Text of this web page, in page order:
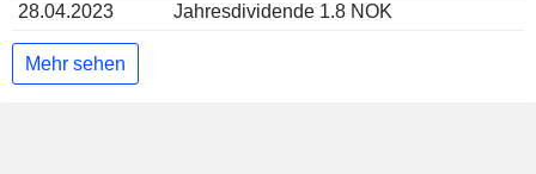
28.04.2023
Jahresdividende 1.8 NOK
Mehr sehen